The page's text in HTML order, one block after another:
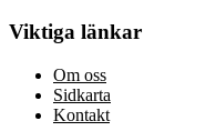
Viktiga länkar
Om oss
Sidkarta
Kontakt